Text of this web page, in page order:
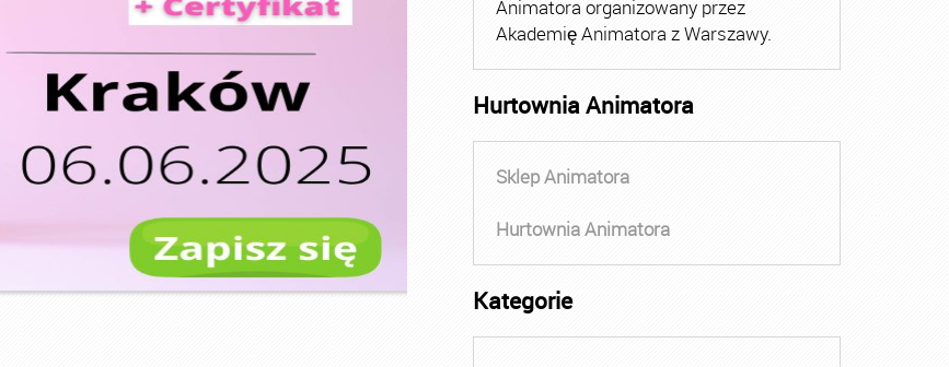
Animatora organizowany przez
Akademię Animatora z Warszawy.
Hurtownia Animatora
Sklep Animatora
Hurtownia Animatora
Kategorie